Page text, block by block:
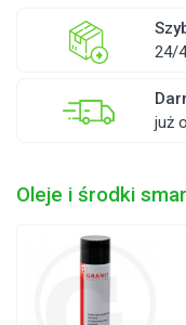
24/
już
Oleje i środki